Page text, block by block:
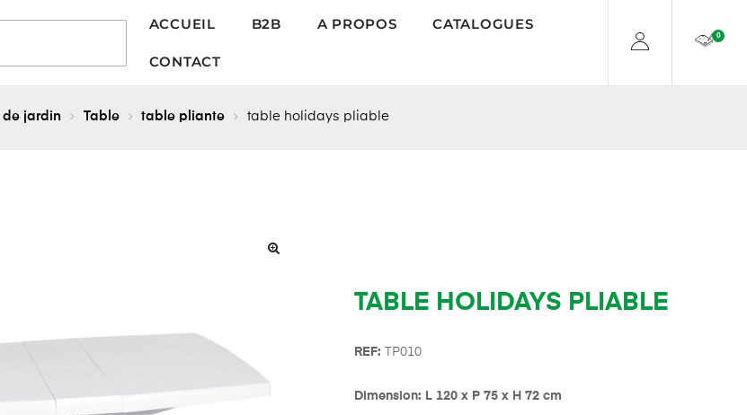
ACCUEIL B2B A PROPOS CATALOGUES
CONTACT
0
de jardin Table table pliante table holidays pliable
TABLE HOLIDAYS PLIABLE
REF: TP010
Dimension: L 120 x P 75 x H 72 cm